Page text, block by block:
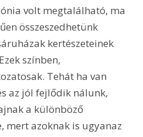
volt megtalálható, ma
összeszedhetünk
kertészeteinek
színben,
Tehát ha van
az jól fejlődik nálunk,
a különböző
mert azoknak is ugyanaz